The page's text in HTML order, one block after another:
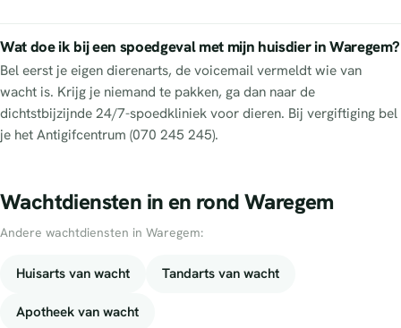
Wat doe ik bij een spoedgeval met mijn huisdier in Waregem?
Bel eerst je eigen dierenarts, de voicemail vermeldt wie van
wacht is. Krijg je niemand te pakken, ga dan naar de
dichtstbijzijnde 24/7-spoedkliniek voor dieren. Bij vergiftiging bel
je het Antigifcentrum (070 245 245).
Wachtdiensten in en rond Waregem
Andere wachtdiensten in Waregem:
Huisarts van wacht Tandarts van wacht
Apotheek van wacht